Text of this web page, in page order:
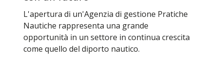
L'apertura di un'Agenzia di gestione Pratiche
Nautiche rappresenta una grande
opportunità in un settore in continua crescita
come quello del diporto nautico.